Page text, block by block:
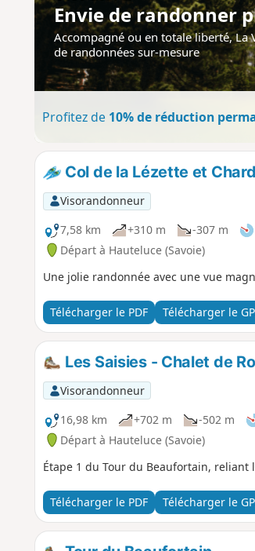
Envie de randonner
Accompagné ou en totale liberté, La
de randonnées sur-mesure
Profitez de 10% de réduction
Col de la Lézette et
Visorandonneur
7,58 km
+310 m -307 m
Départ à Hauteluce (Savoie)
Une jolie randonnée avec une vue
Télécharger le PDF Télécharger le
Les Saisies - Chalet de
Visorandonneur
16,98 km
+702 m -502 m
Départ à Hauteluce (Savoie)
Étape 1 du Tour du Beaufortain, reliant
Télécharger le PDF Télécharger le